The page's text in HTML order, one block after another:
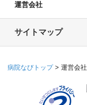
運営会社
サイトマップ
病院なびトップ> 運営会社